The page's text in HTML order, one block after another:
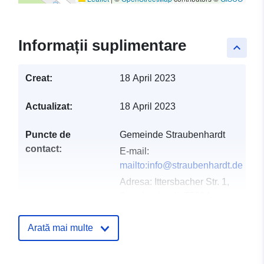
keyboard_arrow_up
Informații suplimentare
Creat: 18 April 2023
Actualizat: 18 April 2023
Puncte de
contact:
Gemeinde Straubenhardt
E-mail:
mailto:info@straubenhardt.de
Adresa: Ittersbacher Str. 1,
Arată mai multe